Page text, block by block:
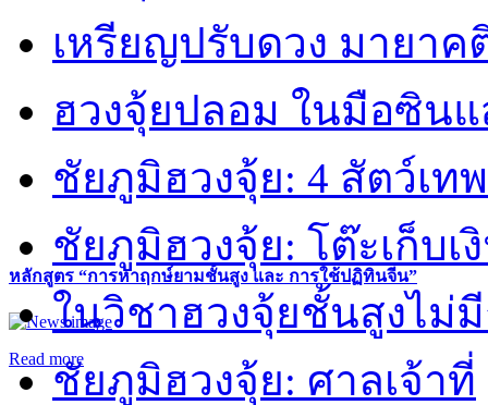
หลักสูตร “การหาฤกษ์ยามชั้นสูง และ การใช้ปฏิทินจีน”
Read more
เหรียญปรับดวง มายา
ฮวงจุ้ยปลอม ในมือซิน
ชัยภูมิฮวงจุ้ย: 4 สัตว์เทพ
ชัยภูมิฮวงจุ้ย: โต๊ะเก็บเ
ในวิชาฮวงจุ้ยชั้นสูงไม่
ชัยภูมิฮวงจุ้ย: ศาลเจ้าที่